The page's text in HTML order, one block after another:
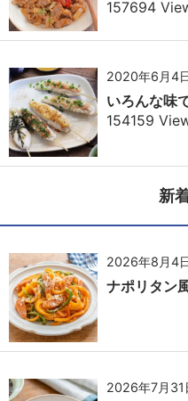
157694
2020年6月4日
いろんな味
154159
新
2026年8月4日
ナポリタン
2026年7月31